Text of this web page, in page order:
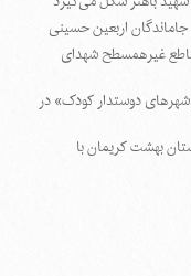
غیرهمسطح شهدای
دوستدار کودک» در
بهشت کریمان با